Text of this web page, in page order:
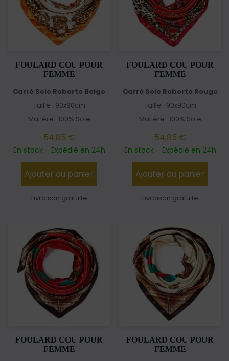
FOULARD COU POUR
FEMME
Carré Soie Roberto Beige
Taille : 90x90cm
Matière : 100% Soie
54,85 €
En stock - Expédié en 24h
Ajouter au panier
Livraison gratuite
FOULARD COU POUR
FEMME
Carré Soie Roberto Rouge
Taille : 90x90cm
Matière : 100% Soie
54,85 €
En stock - Expédié en 24h
Ajouter au panier
Livraison gratuite
FOULARD COU POUR
FEMME
FOULARD COU POUR
FEMME